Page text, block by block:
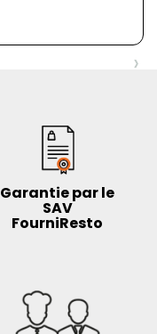
›
Garantie par le
SAV
FourniResto